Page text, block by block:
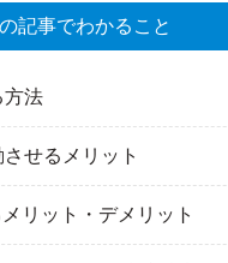
記事でわかること
方法
せるメリット
リット・デメリット